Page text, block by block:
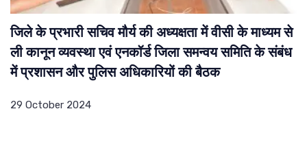
जिले के प्रभारी सचिव मौर्य की अध्यक्षता में वीसी के माध्यम से
ली कानून व्यवस्था एवं एनकॉर्ड जिला समन्वय समिति के संबंध
में प्रशासन और पुलिस अधिकारियों की बैठक
29 October 2024